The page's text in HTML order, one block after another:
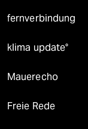
fernverbindung
klima update°
Mauerecho
Freie Rede